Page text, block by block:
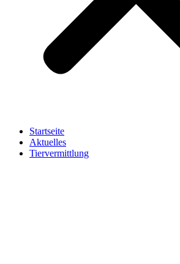
Startseite
Aktuelles
Tiervermittlung